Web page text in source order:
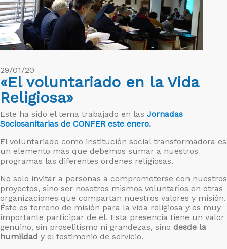
29/01/20
«El voluntariado en la Vida
Religiosa»
Este ha sido el tema trabajado en las Jornadas
Sociosanitarias de CONFER este enero.
El voluntariado como institución social transformadora es
un elemento más que debemos sumar a nuestros
programas las diferentes órdenes religiosas.
No solo invitar a personas a comprometerse con nuestros
proyectos, sino ser nosotros mismos voluntarios en otras
organizaciones que compartan nuestros valores y misión.
Éste es terreno de misión para la vida religiosa y es muy
importante participar de él. Esta presencia tiene un valor
genuino, sin proselitismo ni grandezas, sino desde la
humildad y el testimonio de servicio.